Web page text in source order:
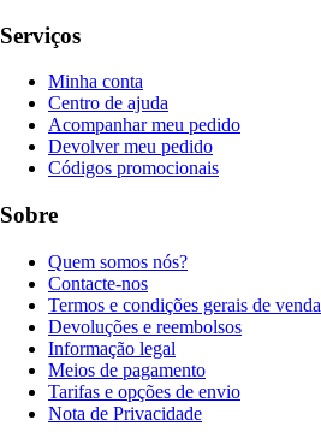
Serviços
Minha conta
Centro de ajuda
Acompanhar meu pedido
Devolver meu pedido
Códigos promocionais
Sobre
Quem somos nós?
Contacte-nos
Termos e condições gerais de venda
Devoluções e reembolsos
Informação legal
Meios de pagamento
Tarifas e opções de envio
Nota de Privacidade